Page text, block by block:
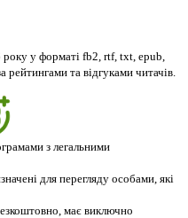
року у форматі fb2, rtf, txt, epub,
рейтингами та відгуками читачів.
з легальними
для перегляду особами, які
має виключно